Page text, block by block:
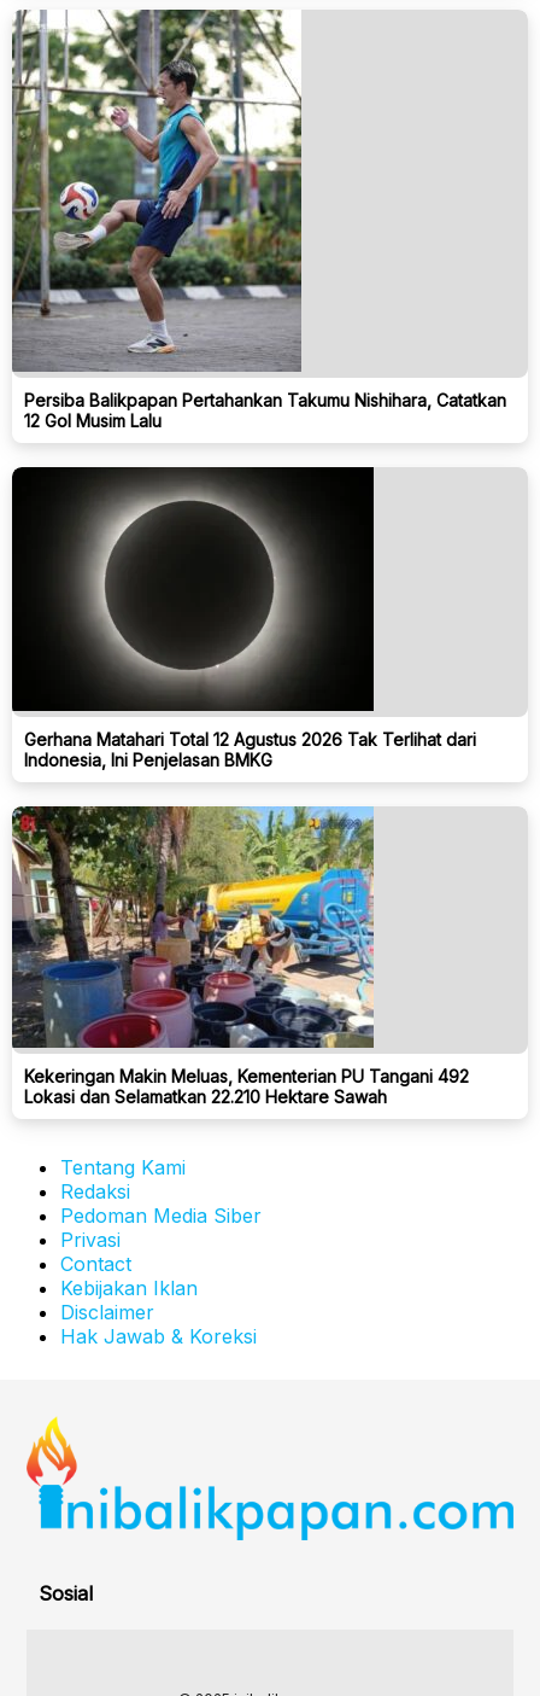
Persiba Balikpapan Pertahankan Takumu Nishihara, Catatkan
12 Gol Musim Lalu
Gerhana Matahari Total 12 Agustus 2026 Tak Terlihat dari
Indonesia, Ini Penjelasan BMKG
Kekeringan Makin Meluas, Kementerian PU Tangani 492
Lokasi dan Selamatkan 22.210 Hektare Sawah
Tentang Kami
Redaksi
Pedoman Media Siber
Privasi
Contact
Kebijakan Iklan
Disclaimer
Hak Jawab & Koreksi
Sosial